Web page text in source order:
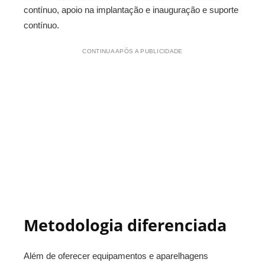
contínuo, apoio na implantação e inauguração e suporte
contínuo.
CONTINUA APÓS A PUBLICIDADE
Metodologia diferenciada
Além de oferecer equipamentos e aparelhagens